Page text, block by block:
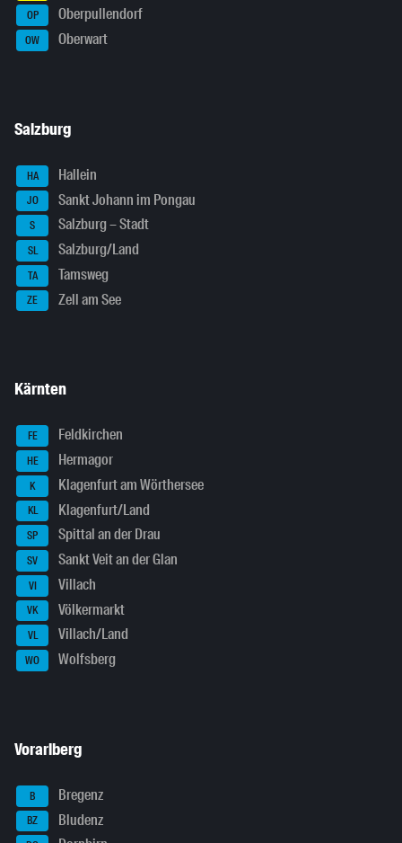
OP Oberpullendorf
OW Oberwart
Salzburg
HA Hallein
JO Sankt Johann im Pongau
S Salzburg – Stadt
SL Salzburg/Land
TA Tamsweg
ZE Zell am See
Kärnten
FE Feldkirchen
HE Hermagor
K Klagenfurt am Wörthersee
KL Klagenfurt/Land
SP Spittal an der Drau
SV Sankt Veit an der Glan
VI Villach
VK Völkermarkt
VL Villach/Land
WO Wolfsberg
Vorarlberg
B Bregenz
BZ Bludenz